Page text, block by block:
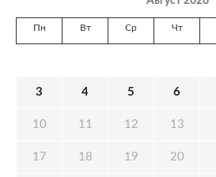
Пн Вт Ср Чт
3 4 5 6
10 11 12 13
17 18 19 20